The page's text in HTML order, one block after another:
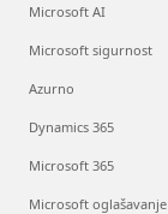
Microsoft AI
Microsoft sigurnost
Azurno
Dynamics 365
Microsoft 365
Microsoft oglašavanje